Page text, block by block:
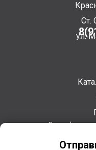
Ст.
ул.
Вся
публичной